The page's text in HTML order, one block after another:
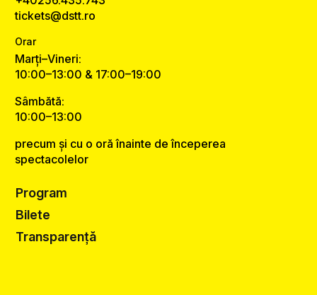
tickets@dstt.ro
Orar
Marți–Vineri:
10:00–13:00 & 17:00–19:00
Sâmbătă:
10:00–13:00
precum și cu o oră înainte de începerea
spectacolelor
Program
Bilete
Transparență